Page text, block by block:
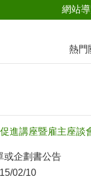
網站
熱門
進講座暨雇主座談
或企劃書公告
02/10